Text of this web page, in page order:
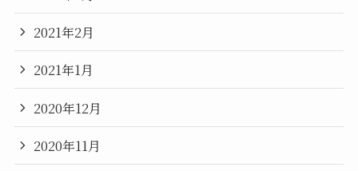
2021年2月
2021年1月
2020年12月
2020年11月